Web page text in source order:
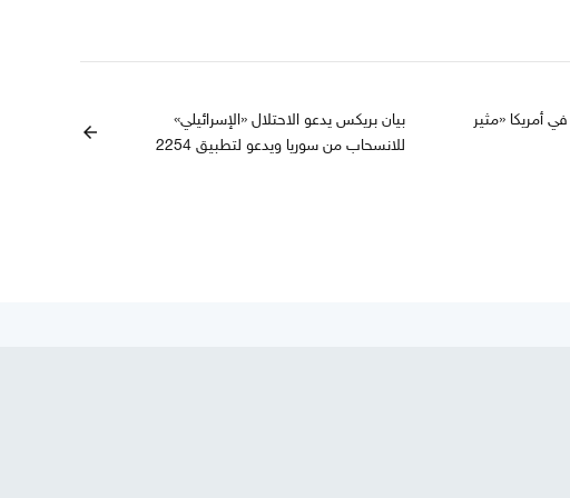
أمريكا «مثير
بيان بريكس يدعو الاحتلال «الإسرائيلي»
للانسحاب من سوريا ويدعو لتطبيق 2254
arrow_back